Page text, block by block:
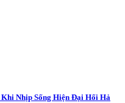
Nhịp Sống Hiện Đại Hối Hả